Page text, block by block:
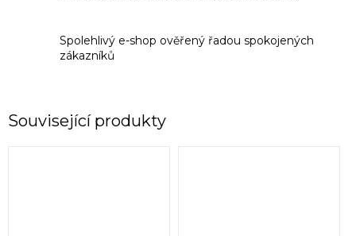
Spolehlivý e-shop ověřený řadou spokojených
zákazníků
Související produkty